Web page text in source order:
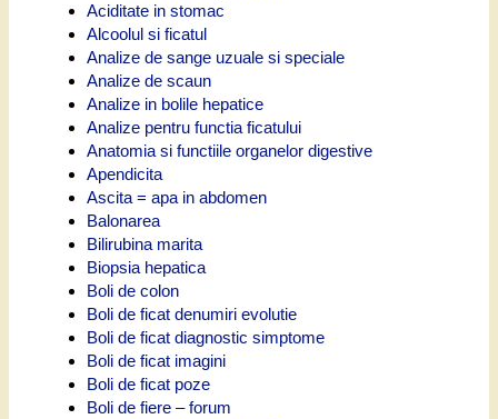
Aciditate in stomac
Alcoolul si ficatul
Analize de sange uzuale si speciale
Analize de scaun
Analize in bolile hepatice
Analize pentru functia ficatului
Anatomia si functiile organelor digestive
Apendicita
Ascita = apa in abdomen
Balonarea
Bilirubina marita
Biopsia hepatica
Boli de colon
Boli de ficat denumiri evolutie
Boli de ficat diagnostic simptome
Boli de ficat imagini
Boli de ficat poze
Boli de fiere – forum